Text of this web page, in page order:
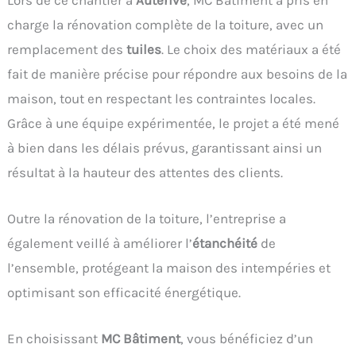
charge la rénovation complète de la toiture, avec un
remplacement destuiles. Le choix des matériaux a été
fait de manière précise pour répondre aux besoins de la
maison, tout en respectant les contraintes locales.
Grâce à une équipe expérimentée, le projet a été mené
à bien dans les délais prévus, garantissant ainsi un
résultat à la hauteur des attentes des clients.
Outre la rénovation de la toiture, l’entreprise a
également veillé à améliorer l’étanchéité de
l’ensemble, protégeant la maison des intempéries et
optimisant son efficacité énergétique.
En choisissant MC Bâtiment, vous bénéficiez d’un